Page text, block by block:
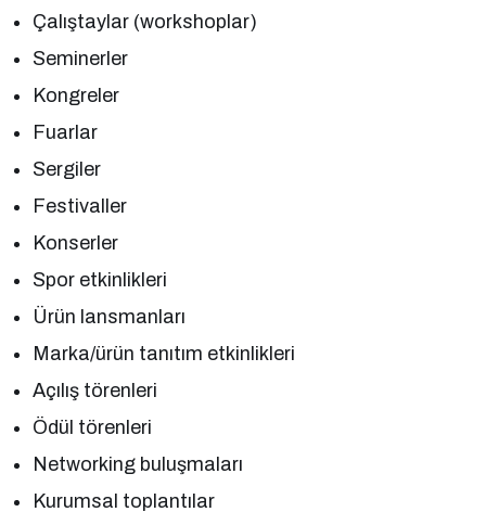
Çalıştaylar (workshoplar)
Seminerler
Kongreler
Fuarlar
Sergiler
Festivaller
Konserler
Spor etkinlikleri
Ürün lansmanları
Marka/ürün tanıtım etkinlikleri
Açılış törenleri
Ödül törenleri
Networking buluşmaları
Kurumsal toplantılar